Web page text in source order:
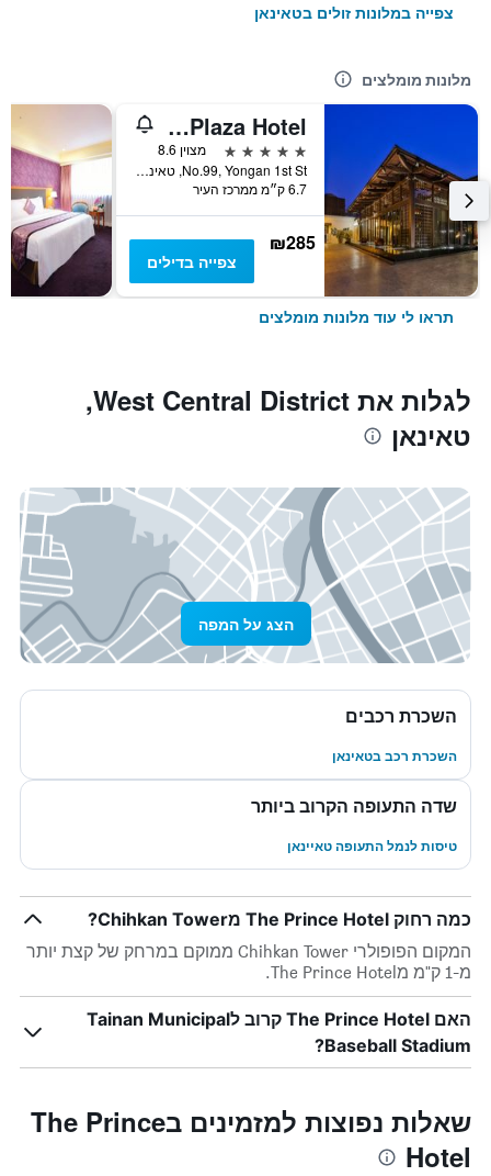
צפייה במלונות זולים בטאינאן
מלונות מומלצים
Queena Plaza Hotel
5 כוכבים
מצוין 8.6
No.99, Yongan 1st St, טאינאן, טייוואן
6.7 ק״מ ממרכז העיר
₪285
צפייה בדילים
תראו לי עוד מלונות מומלצים
לגלות את West Central District,
טאינאן
הצג על המפה
השכרת רכבים
השכרת רכב בטאינאן
שדה התעופה הקרוב ביותר
טיסות לנמל התעופה טאיינאן
כמה רחוק The Prince Hotel מChihkan Tower?
המקום הפופולרי Chihkan Tower ממוקם במרחק של קצת יותר
מ-1 ק"מ מThe Prince Hotel.
האם The Prince Hotel קרוב לTainan Municipal
Baseball Stadium?
שאלות נפוצות למזמינים בThe Prince
Hotel